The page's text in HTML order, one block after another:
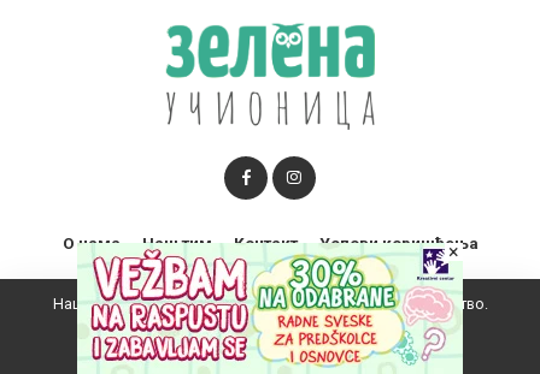
За питања или предлоге о пословној сарадњи можете
О нама Наш тим Контакт Услови коришћења
Наш вебсајт користи колачиће да побољша ваше искуство.
Прихватам
×